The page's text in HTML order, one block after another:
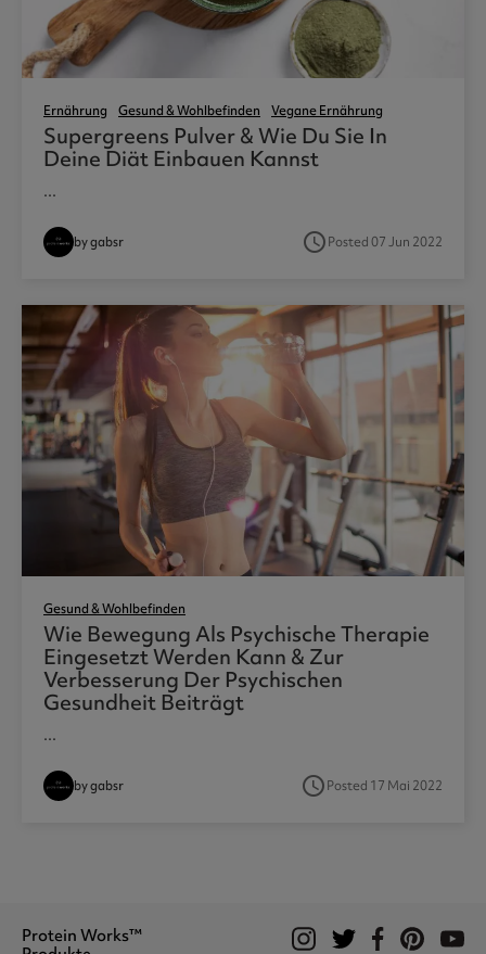
Ernährung Gesund & Wohlbefinden Vegane Ernährung
Supergreens Pulver & Wie Du Sie In
Deine Diät Einbauen Kannst
...
by gabsr access_timePosted 07 Jun 2022
Gesund & Wohlbefinden
Wie Bewegung Als Psychische Therapie
Eingesetzt Werden Kann & Zur
Verbesserung Der Psychischen
Gesundheit Beiträgt
...
by gabsr access_timePosted 17 Mai 2022
Protein Works™